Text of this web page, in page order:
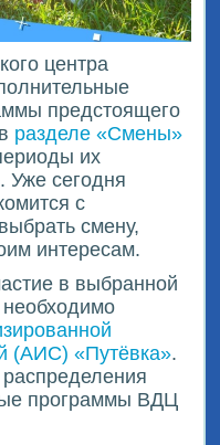
центра
предстоящего
разделе «Смены»
их
Уже сегодня
с
смену,
интересам.
в выбранной
(АИС) «Путёвка».
программы ВДЦ